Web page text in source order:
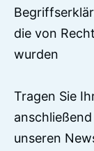
die von
wurden
Tragen Sie
unseren